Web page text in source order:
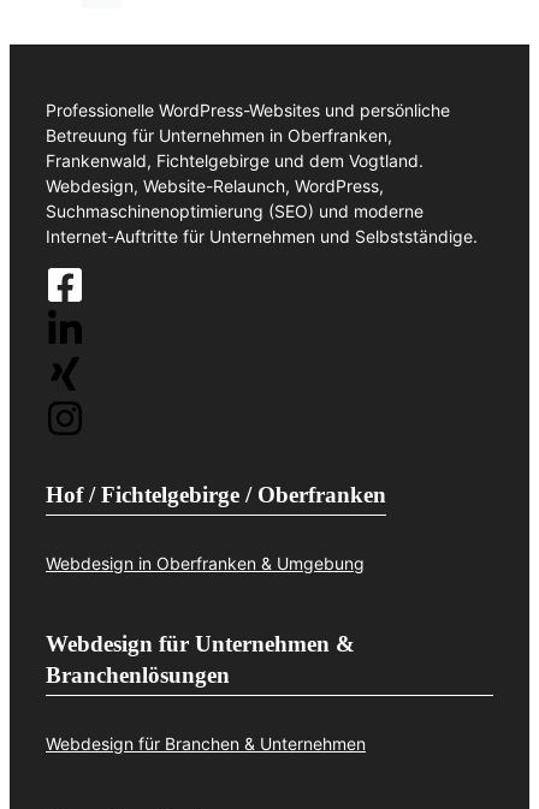
Professionelle WordPress-Websites und persönliche
Betreuung für Unternehmen in Oberfranken,
Frankenwald, Fichtelgebirge und dem Vogtland.
Webdesign, Website-Relaunch, WordPress,
Suchmaschinenoptimierung (SEO) und moderne
Internet-Auftritte für Unternehmen und Selbstständige.
Hof / Fichtelgebirge / Oberfranken
Webdesign in Oberfranken & Umgebung
Webdesign für Unternehmen &
Branchenlösungen
Webdesign für Branchen & Unternehmen